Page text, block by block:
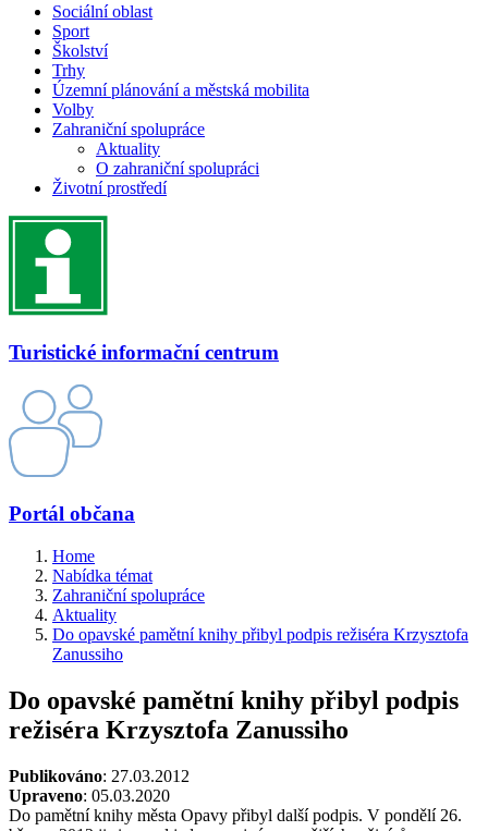
Sociální oblast
Sport
Školství
Trhy
Územní plánování a městská mobilita
Volby
Zahraniční spolupráce
Aktuality
O zahraniční spolupráci
Životní prostředí
Turistické informační centrum
Portál občana
Home
Nabídka témat
Zahraniční spolupráce
Aktuality
Do opavské pamětní knihy přibyl podpis režiséra Krzysztofa
Zanussiho
Do opavské pamětní knihy přibyl podpis
režiséra Krzysztofa Zanussiho
Publikováno: 27.03.2012
Upraveno: 05.03.2020
Do pamětní knihy města Opavy přibyl další podpis. V pondělí 26.